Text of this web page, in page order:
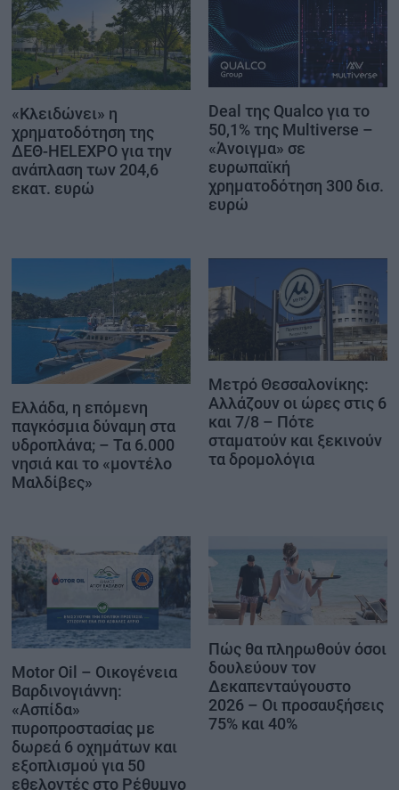
«Κλειδώνει» η
χρηματοδότηση της
ΔΕΘ-HELEXPO για την
ανάπλαση των 204,6
εκατ. ευρώ
Deal της Qualco για το
50,1% της Multiverse –
«Άνοιγμα» σε
ευρωπαϊκή
χρηματοδότηση 300 δισ.
ευρώ
Ελλάδα, η επόμενη
παγκόσμια δύναμη στα
υδροπλάνα; – Τα 6.000
νησιά και το «μοντέλο
Μαλδίβες»
Μετρό Θεσσαλονίκης:
Αλλάζουν οι ώρες στις 6
και 7/8 – Πότε
σταματούν και ξεκινούν
τα δρομολόγια
Motor Oil – Οικογένεια
Βαρδινογιάννη:
«Ασπίδα»
πυροπροστασίας με
δωρεά 6 οχημάτων και
εξοπλισμού για 50
εθελοντές στο Ρέθυμνο
Πώς θα πληρωθούν όσοι
δουλεύουν τον
Δεκαπενταύγουστο
2026 – Οι προσαυξήσεις
75% και 40%